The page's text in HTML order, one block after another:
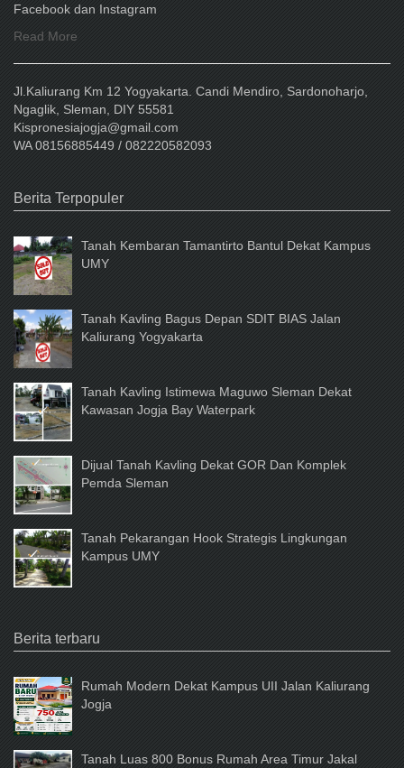
Facebook dan Instagram
Read More
Jl.Kaliurang Km 12 Yogyakarta. Candi Mendiro, Sardonoharjo,
Ngaglik, Sleman, DIY 55581
Kispronesiajogja@gmail.com
WA 08156885449 / 082220582093
Berita Terpopuler
Tanah Kembaran Tamantirto Bantul Dekat Kampus
UMY
Tanah Kavling Bagus Depan SDIT BIAS Jalan
Kaliurang Yogyakarta
Tanah Kavling Istimewa Maguwo Sleman Dekat
Kawasan Jogja Bay Waterpark
Dijual Tanah Kavling Dekat GOR Dan Komplek
Pemda Sleman
Tanah Pekarangan Hook Strategis Lingkungan
Kampus UMY
Berita terbaru
Rumah Modern Dekat Kampus UII Jalan Kaliurang
Jogja
Tanah Luas 800 Bonus Rumah Area Timur Jakal